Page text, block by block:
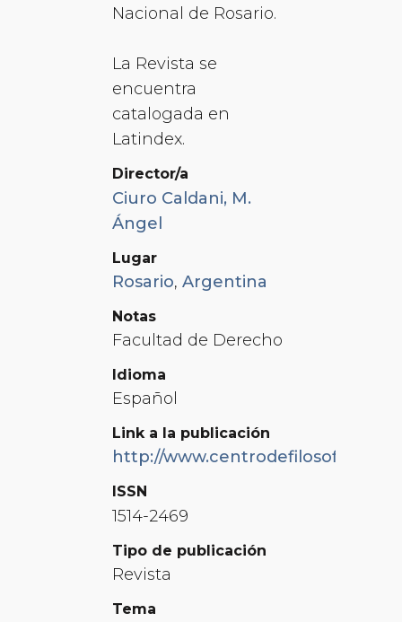
Nacional de Rosario.
La Revista se
encuentra
catalogada en
Latindex.
Director/a
Ciuro Caldani, M.
Ángel
Lugar
Rosario, Argentina
Notas
Facultad de Derecho
Idioma
Español
Link a la publicación
http://www.centrodefilosofia.org/
ISSN
1514-2469
Tipo de publicación
Revista
Tema